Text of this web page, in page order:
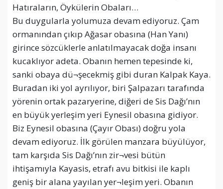
Hatıraların, Öykülerin Obaları…
Bu duygularla yolumuza devam ediyoruz. Çam
ormanından çıkıp Ağasar obasına (Han Yanı)
girince sözcüklerle anlatılmayacak doğa insanı
kucaklıyor adeta. Obanın hemen tepesinde ki,
sanki obaya dü¬şecekmiş gibi duran Kalpak Kaya.
Buradan iki yol ayrılıyor, biri Şalpazarı tarafında
yörenin ortak pazaryerine, diğeri de Sis Dağı’nın
en büyük yerleşim yeri Eynesil obasına gidiyor.
Biz Eynesil obasına (Çayır Obası) doğru yola
devam ediyoruz. İlk görülen manzara büyülüyor,
tam karşıda Sis Dağı’nın zir¬vesi bütün
ihtişamıyla Kayasis, etrafı avu bitkisi ile kaplı
geniş bir alana yayılan yer¬leşim yeri. Obanın